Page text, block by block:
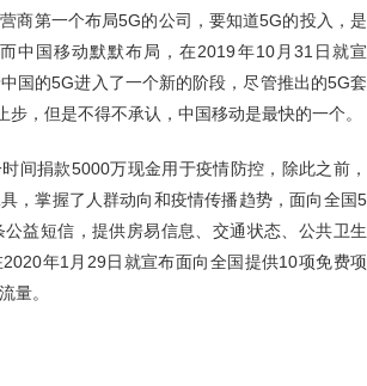
商第一个布局5G的公司，要知道5G的投入，是
中国移动默默布局，在2019年10月31日就宣
国的5G进入了一个新的阶段，尽管推出的5G套
步，但是不得不承认，中国移动是最快的一个。
间捐款5000万现金用于疫情防控，除此之前，
，掌握了人群动向和疫情传播趋势，面向全国5
益短信，提供房易信息、交通状态、公共卫生
年1月29日就宣布面向全国提供10项免费项
量。